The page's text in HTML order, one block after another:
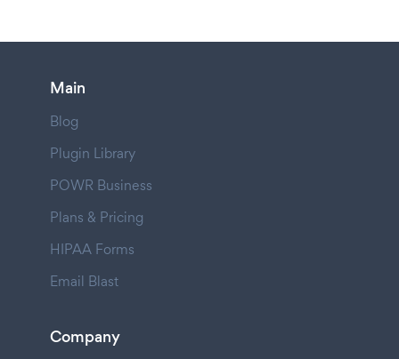
Main
Blog
Plugin Library
POWR Business
Plans & Pricing
HIPAA Forms
Email Blast
Company